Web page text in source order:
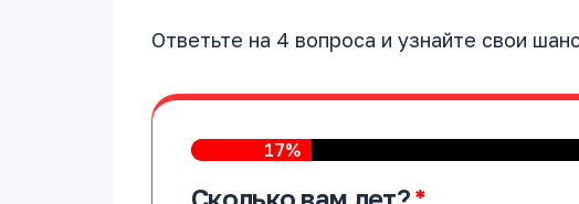
Ответьте на 4 вопроса и узнайте свои
17%